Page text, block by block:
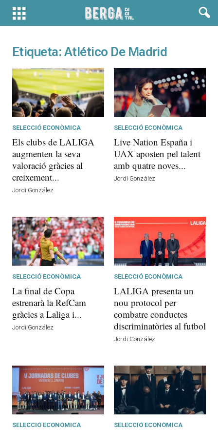
Etiqueta: Atlético De Madrid
SELECCIÓ ECONÒMICA
Els clubs de LALIGA
augmenten la seva
valoració gràcies al
creixement...
Jordi González
SELECCIÓ ECONÒMICA
Live Nation España i
UAX aposten pel talent
amb quatre noves...
Jordi González
SELECCIÓ ECONÒMICA
La final de Copa
estrenarà la RefCam
gràcies a Laliga i...
Jordi González
SELECCIÓ ECONÒMICA
LALIGA presenta un
nou protocol per
combatre conductes
discriminatòries al futbol
Jordi González
SELECCIÓ ECONÒMICA SELECCIÓ ECONÒMICA